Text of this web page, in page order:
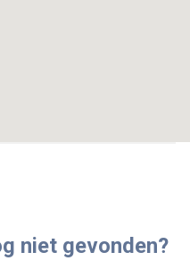
niet gevonden?